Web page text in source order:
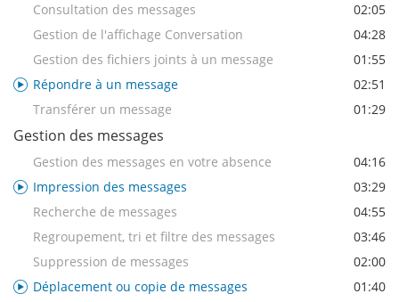
Consultation des messages
02:05
Gestion de l'affichage Conversation
04:28
Gestion des fichiers joints à un message
01:55
Répondre à un message
02:51
Transférer un message
01:29
Gestion des messages
Gestion des messages en votre absence
04:16
Impression des messages
03:29
Recherche de messages
04:55
Regroupement, tri et filtre des messages
03:46
Suppression de messages
02:00
Déplacement ou copie de messages
01:40